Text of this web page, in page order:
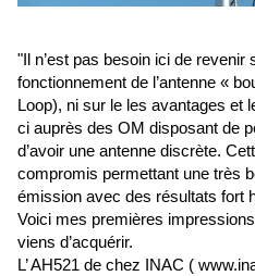
"Il n’est pas besoin ici de revenir
fonctionnement de l’antenne «
Loop), ni sur le les avantages et
ci auprès des OM disposant de
d’avoir une antenne discrète.
compromis permettant une très
émission avec des résultats fort
Voici mes premières
viens d’acquérir.
L’ AH521 de chez INAC (